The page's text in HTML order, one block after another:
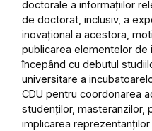
doctorale a informațiilor
de doctorat, inclusiv, a
inovațional a acestora,
publicarea elementelor
începând cu debutul
universitare a
CDU pentru coordonarea
studenților, masteranzilor,
implicarea reprezentanților